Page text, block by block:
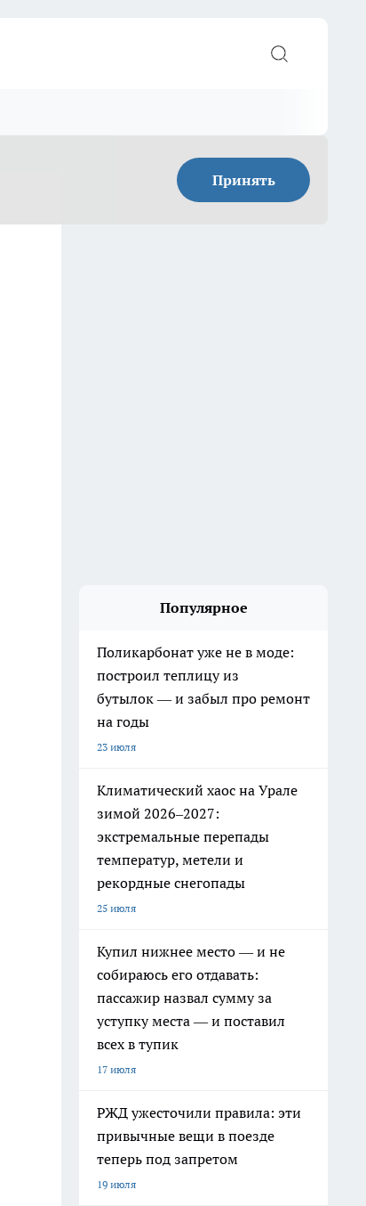
Принять
Популярное
Поликарбонат уже не в моде:
построил теплицу из
бутылок — и забыл про ремонт
на годы
23 июля
Климатический хаос на Урале
зимой 2026–2027:
экстремальные перепады
температур, метели и
рекордные снегопады
25 июля
Купил нижнее место — и не
собираюсь его отдавать:
пассажир назвал сумму за
уступку места — и поставил
всех в тупик
17 июля
РЖД ужесточили правила: эти
привычные вещи в поезде
теперь под запретом
19 июля